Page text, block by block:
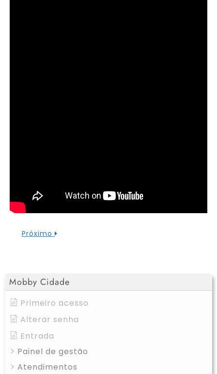
Mobby Cidade
Primeiro acesso
Alterar senha
Entrada
Painel de gestão
Atendimentos
Próximo